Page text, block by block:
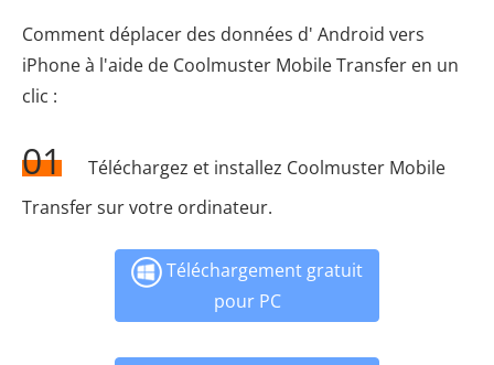
Comment déplacer des données d' Android vers
iPhone à l'aide de Coolmuster Mobile Transfer en un
clic :
01
Téléchargez et installez Coolmuster Mobile
Transfer sur votre ordinateur.
Téléchargement gratuit
pour PC